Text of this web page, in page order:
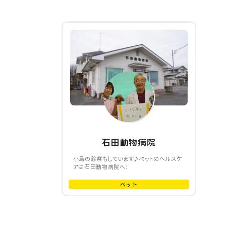
石田動物病院
小鳥の診察もしています♪ペットのヘルスケ
アは石田動物病院へ！
ペット